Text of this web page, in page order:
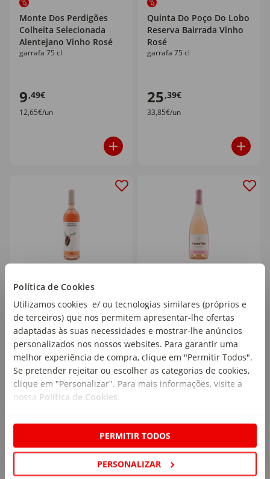
Política de Cookies
Utilizamos cookies e/ ou tecnologias similares (próprios e
de terceiros) que nos permitem apresentar-lhe ofertas
adaptadas às suas necessidades e mostrar-lhe anúncios
personalizados nos nossos websites. Para garantir uma
melhor experiência de compra, clique em "Permitir Todos".
Se pretender rejeitar ou escolher as categorias de cookies,
clique em "Personalizar". Para mais informações, visite a
nossa Política de Cookies.
PERMITIR TODOS
PERSONALIZAR
Monte Dos Perdigões
Colheita Selecionada
Alentejano Vinho Rosé
garrafa 75 cl
9,49€
12,65€/un
Quinta Do Poço Do Lobo
Reserva Bairrada Vinho
Rosé
garrafa 75 cl
25,39€
33,85€/un
Monte da Peceguina
Alentejano Vinho Rosé
garrafa 75 cl
15,69€
20,92€/lt
Vinho Rosé
garrafa 75 cl
6,49€
8,65€/un